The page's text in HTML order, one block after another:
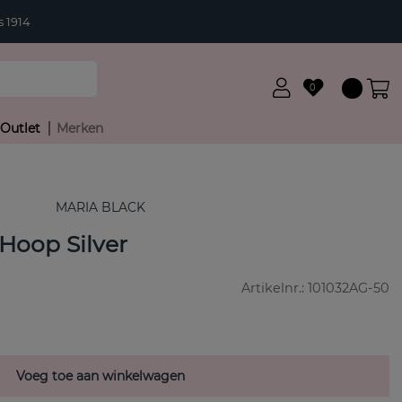
0
Outlet Merken
MARIA BLACK
Silver
Artikelnr.: 101032AG-50
Voeg toe aan winkelwagen